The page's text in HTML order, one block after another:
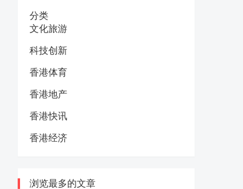
分类
文化旅游
科技创新
香港体育
香港地产
香港快讯
香港经济
浏览最多的文章